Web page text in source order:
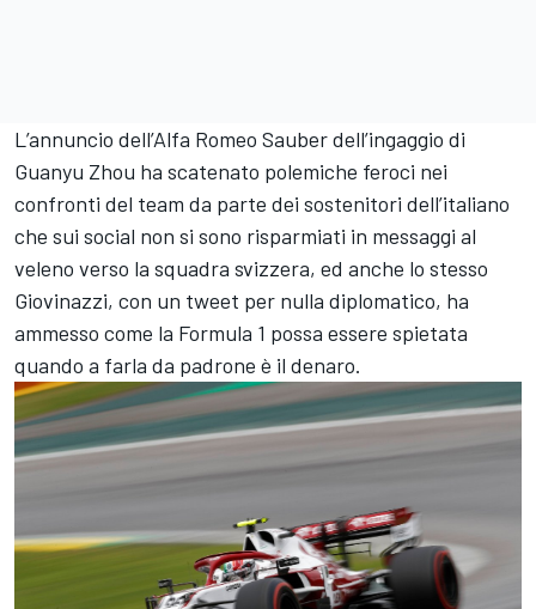
L’annuncio dell’Alfa Romeo Sauber dell’ingaggio di
Guanyu Zhou ha scatenato polemiche feroci nei
confronti del team da parte dei sostenitori dell’italiano
che sui social non si sono risparmiati in messaggi al
veleno verso la squadra svizzera, ed anche lo stesso
Giovinazzi, con un tweet per nulla diplomatico, ha
ammesso come la Formula 1 possa essere spietata
quando a farla da padrone è il denaro.